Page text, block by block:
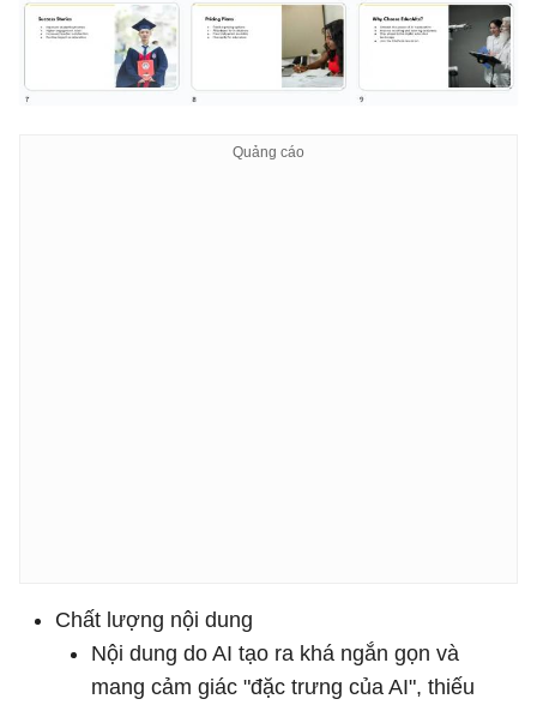
Chất lượng nội dung
Nội dung do AI tạo ra khá ngắn gọn và
mang cảm giác "đặc trưng của AI", thiếu